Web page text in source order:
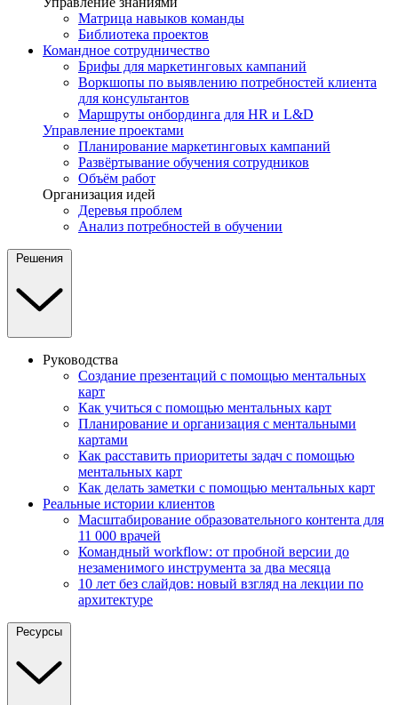
Матрица навыков команды
Библиотека проектов
Командное сотрудничество
Брифы для маркетинговых кампаний
Воркшопы по выявлению потребностей клиента
для консультантов
Маршруты онбординга для HR и L&D
Управление проектами
Планирование маркетинговых кампаний
Развёртывание обучения сотрудников
Объём работ
Организация идей
Деревья проблем
Анализ потребностей в обучении
Решения
Руководства
Создание презентаций с помощью ментальных
карт
Как учиться с помощью ментальных карт
Планирование и организация с ментальными
картами
Как расставить приоритеты задач с помощью
ментальных карт
Как делать заметки с помощью ментальных карт
Реальные истории клиентов
Масштабирование образовательного контента для
11 000 врачей
Командный workflow: от пробной версии до
незаменимого инструмента за два месяца
10 лет без слайдов: новый взгляд на лекции по
архитектуре
Ресурсы